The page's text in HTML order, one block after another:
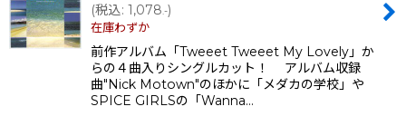
(税込: 1,078.-)
在庫わずか
前作アルバム「Tweeet Tweeet My Lovely」か
らの４曲入りシングルカット！ アルバム収録
曲"Nick Motown"のほかに「メダカの学校」や
SPICE GIRLSの「Wanna…